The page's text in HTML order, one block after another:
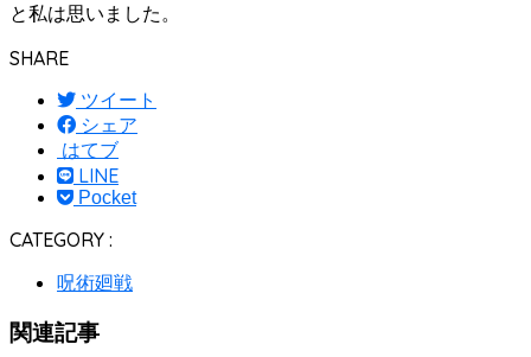
と私は思いました。
SHARE
ツイート
シェア
はてブ
LINE
Pocket
CATEGORY :
呪術廻戦
関連記事